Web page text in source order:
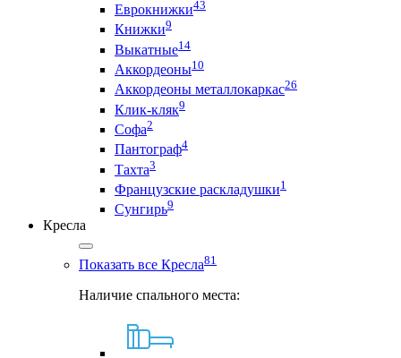
Еврокнижки43
Книжки9
Выкатные14
Аккордеоны10
Аккордеоны металлокаркас26
Клик-кляк9
Софа2
Пантограф4
Тахта3
Французские раскладушки1
Сунгирь9
Кресла
Показать все Кресла81
Наличие спального места: